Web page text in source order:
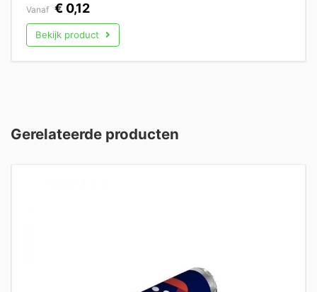
Vanaf € 0,12
Bekijk product
Gerelateerde producten